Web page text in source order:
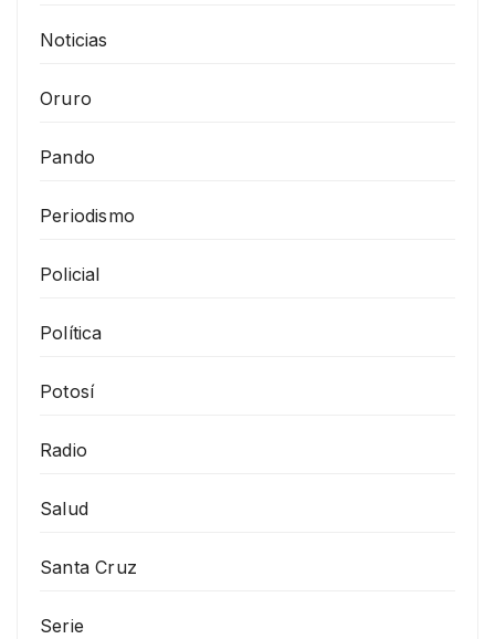
Noticias
Oruro
Pando
Periodismo
Policial
Política
Potosí
Radio
Salud
Santa Cruz
Serie